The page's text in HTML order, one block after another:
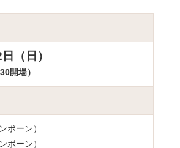
（日）
開場）
ボーン）
ボーン）